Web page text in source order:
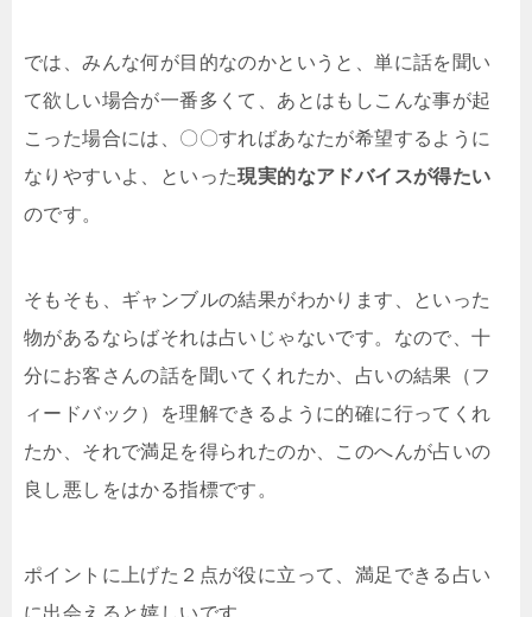
では、みんな何が目的なのかというと、単に話を聞い
て欲しい場合が一番多くて、あとはもしこんな事が起
こった場合には、〇〇すればあなたが希望するように
なりやすいよ、といった現実的なアドバイスが得たい
のです。
そもそも、ギャンブルの結果がわかります、といった
物があるならばそれは占いじゃないです。なので、十
分にお客さんの話を聞いてくれたか、占いの結果（フ
ィードバック）を理解できるように的確に行ってくれ
たか、それで満足を得られたのか、このへんが占いの
良し悪しをはかる指標です。
ポイントに上げた２点が役に立って、満足できる占い
に出会えると嬉しいです、